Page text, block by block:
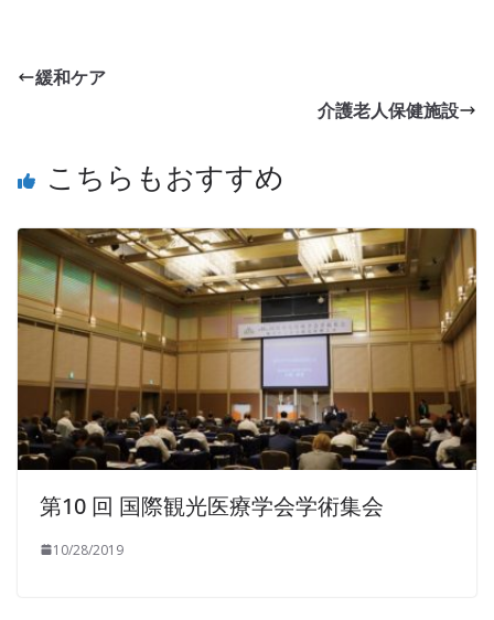
緩和ケア
介護老人保健施設
こちらもおすすめ
第10 回 国際観光医療学会学術集会
10/28/2019